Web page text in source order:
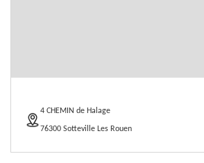
4 CHEMIN de Halage
76300 Sotteville Les Rouen